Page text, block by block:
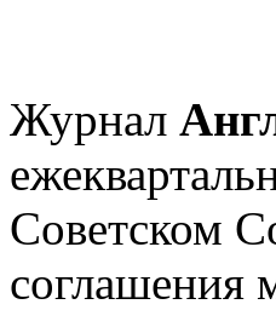
Журнал
Советском
соглашения